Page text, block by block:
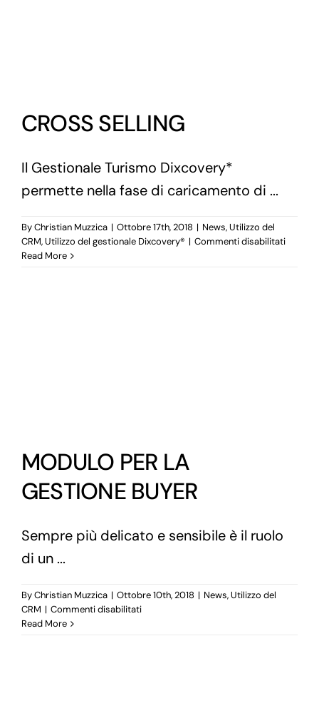
CROSS SELLING
Il Gestionale Turismo Dixcovery*
permette nella fase di caricamento di ...
ByChristian Muzzica | Ottobre 17th, 2018 | News,Utilizzo del
CRM,Utilizzo del gestionale Dixcovery® | Commenti disabilitatisu
Read More
MODULO PER LA
GESTIONE BUYER
Sempre più delicato e sensibile è il ruolo
di un ...
ByChristian Muzzica | Ottobre 10th, 2018 | News,Utilizzo del
CRM | Commenti disabilitatisu
Read More